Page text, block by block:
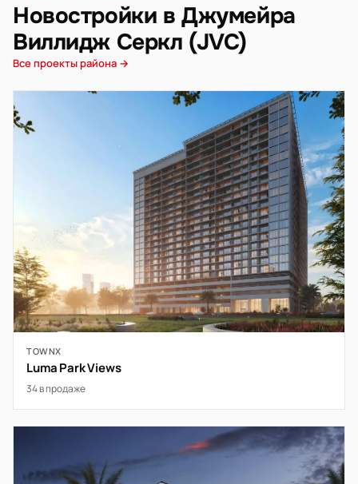
Новостройки в Джумейра
Виллидж Серкл (JVC)
Все проекты района →
TOWNX
Luma Park Views
34 в продаже